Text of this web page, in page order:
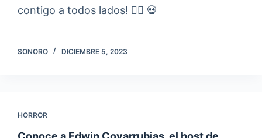
contigo a todos lados! 👇🏼 💀
SONORO DICIEMBRE 5, 2023
HORROR